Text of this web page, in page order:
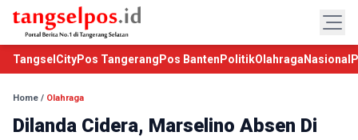
TangselCityPos Tangerang Pos Banten PolitikOlahraga Nasional
Home / Olahraga
Dilanda Cidera, Marselino Absen Di